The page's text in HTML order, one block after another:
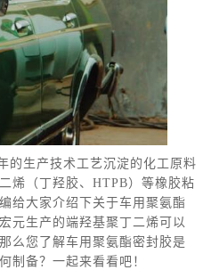
的生产技术工艺沉淀的化工原料
烯（丁羟胶、HTPB）等橡胶粘
给大家介绍下关于车用聚氨酯
元生产的端羟基聚丁二烯可以
么您了解车用聚氨酯密封胶是
制备？一起来看看吧！